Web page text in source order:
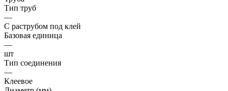
Тип труб
—
С раструбом под клей
Базовая единица
—
шт
Тип соединения
—
Клеевое